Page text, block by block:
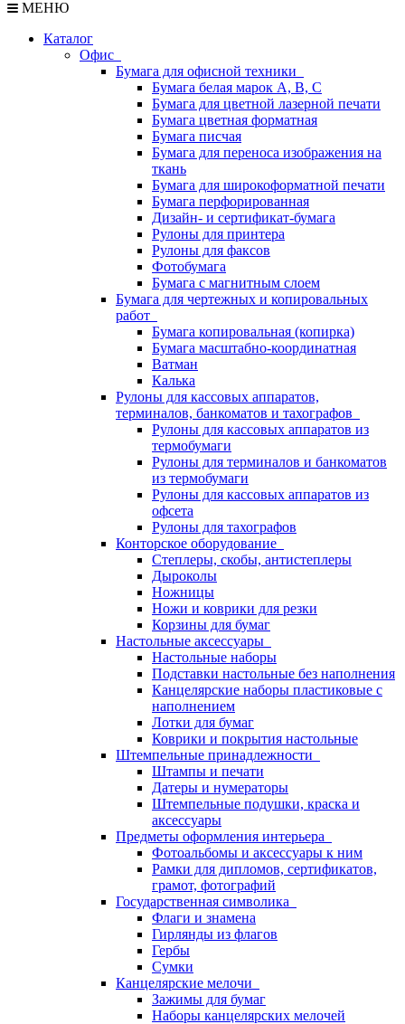
МЕНЮ
Каталог
Офис
Бумага для офисной техники
Бумага белая марок А, В, С
Бумага для цветной лазерной печати
Бумага цветная форматная
Бумага писчая
Бумага для переноса изображения на
ткань
Бумага для широкоформатной печати
Бумага перфорированная
Дизайн- и сертификат-бумага
Рулоны для принтера
Рулоны для факсов
Фотобумага
Бумага с магнитным слоем
Бумага для чертежных и копировальных
работ
Бумага копировальная (копирка)
Бумага масштабно-координатная
Ватман
Калька
Рулоны для кассовых аппаратов,
терминалов, банкоматов и тахографов
Рулоны для кассовых аппаратов из
термобумаги
Рулоны для терминалов и банкоматов
из термобумаги
Рулоны для кассовых аппаратов из
офсета
Рулоны для тахографов
Конторское оборудование
Степлеры, скобы, антистеплеры
Дыроколы
Ножницы
Ножи и коврики для резки
Корзины для бумаг
Настольные аксессуары
Настольные наборы
Подставки настольные без наполнения
Канцелярские наборы пластиковые с
наполнением
Лотки для бумаг
Коврики и покрытия настольные
Штемпельные принадлежности
Штампы и печати
Датеры и нумераторы
Штемпельные подушки, краска и
аксессуары
Предметы оформления интерьера
Фотоальбомы и аксессуары к ним
Рамки для дипломов, сертификатов,
грамот, фотографий
Государственная символика
Флаги и знамена
Гирлянды из флагов
Гербы
Сумки
Канцелярские мелочи
Зажимы для бумаг
Наборы канцелярских мелочей